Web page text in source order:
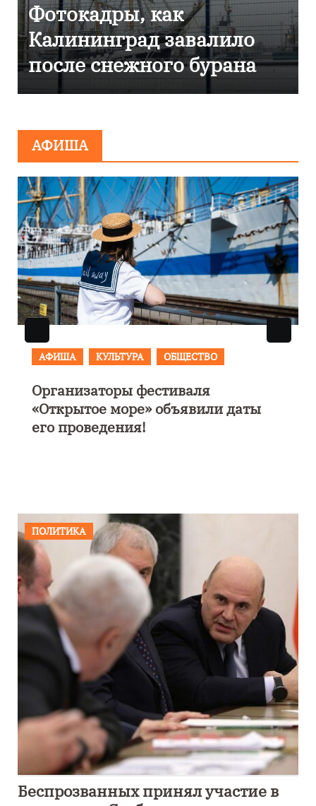
Фоторепортаж как в
Калининграде
эвакуировали ТЦ из-за
сообщения о
АФИША
АФИША
В Калининграде пройдет
фестиваль искусств «Зимние
каникулы на Балтике»
ПОЛИТИКА
Беспрозванных принял участие в